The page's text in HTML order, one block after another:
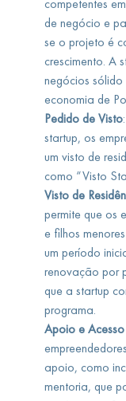
competentes
de negócio e
se o projeto é
crescimento. A
negócios
economia de
Pedido de Visto
startup, os
um visto de
como “Visto
Visto de
permite que os
e filhos
um período
renovação por
que a startup
programa.
Apoio e Acesso
apoio, como
mentoria, que